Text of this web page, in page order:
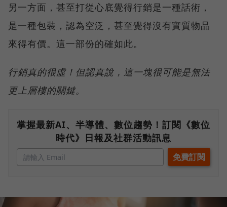
另一方面，甚至打從心底覺得行銷是一種話術，
是一種包裝，認為空泛，甚至覺得沒有實質物品
來得有價。這一部份的確如此。
行銷真的很虛！但認真說，這一塊很可能是無法
更上層樓的關鍵。
掌握最新AI、半導體、數位趨勢！訂閱《數位
時代》日報及社群活動訊息